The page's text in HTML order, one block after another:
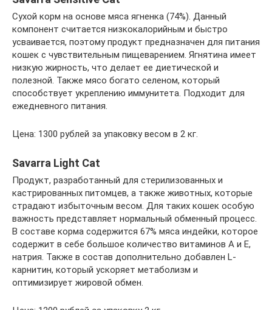
Сухой корм на основе мяса ягненка (74%). Данный
компонент считается низкокалорийным и быстро
усваивается, поэтому продукт предназначен для питания
кошек с чувствительным пищеварением. Ягнятина имеет
низкую жирность, что делает ее диетической и
полезной. Также мясо богато селеном, который
способствует укреплению иммунитета. Подходит для
ежедневного питания.
Цена: 1300 рублей за упаковку весом в 2 кг.
Savarra Light Cat
Продукт, разработанный для стерилизованных и
кастрированных питомцев, а также животных, которые
страдают избыточным весом. Для таких кошек особую
важность представляет нормальный обменный процесс.
В составе корма содержится 67% мяса индейки, которое
содержит в себе большое количество витаминов А и Е,
натрия. Также в состав дополнительно добавлен L-
карнитин, который ускоряет метаболизм и
оптимизирует жировой обмен.